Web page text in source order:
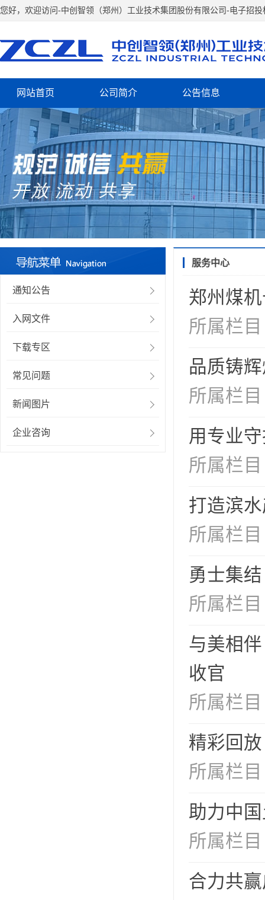
您好，欢迎访问-中创智领（郑州）工业技术集团股份有限公司-电子招投
网站首页 公司简介 公告信息
通知公告
入网文件
下载专区
常见问题
新闻图片
企业咨询
服务中心
郑州煤
所属栏
品质铸
所属栏
用专业
所属栏
打造滨
所属栏
勇士集
所属栏
与美相
收官
所属栏
精彩回
所属栏
助力中
所属栏
合力共